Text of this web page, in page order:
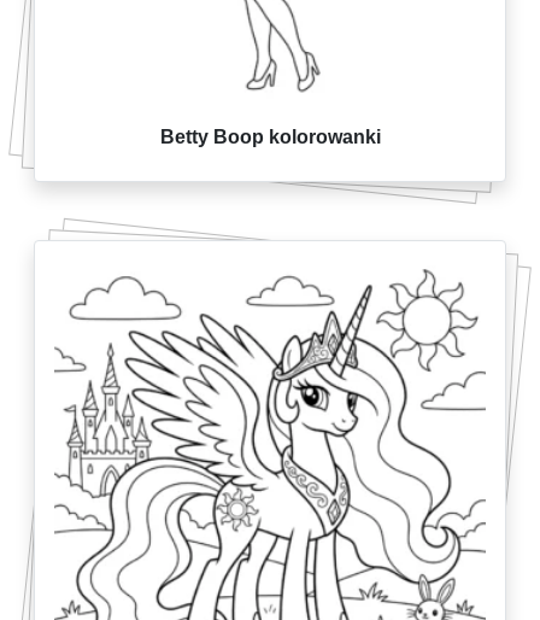
Betty Boop kolorowanki